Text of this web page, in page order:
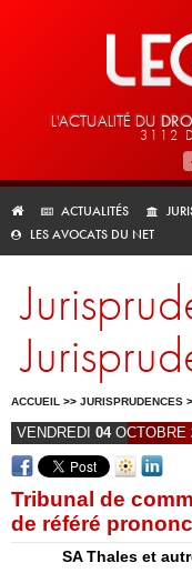
L'ACTUALITÉ DU
3112
ACTUALITÉS
LES AVOCATS DU NET
ACCUEIL >> JURISPRUDENCES
VENDREDI 04OCTOBRE
Tribunal de
de référé
SA Thales et